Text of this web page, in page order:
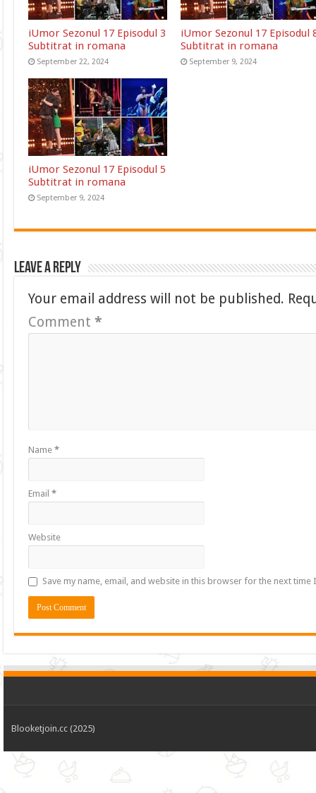
iUmor Sezonul 17 Episodul 3
Subtitrat in romana
September 22, 2024
iUmor Sezonul 17 Episodul
Subtitrat in romana
September 9, 2024
iUmor Sezonul 17 Episodul 5
Subtitrat in romana
September 9, 2024
Leave a Reply
Your email address will not be published.
Comment*
Name*
Email*
Website
Save my name, email, and website in this browser for the next time
Blooketjoin.cc (2025)